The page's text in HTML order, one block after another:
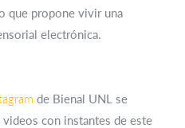
que propone vivir una
electrónica.
de Bienal UNL se
con instantes de este